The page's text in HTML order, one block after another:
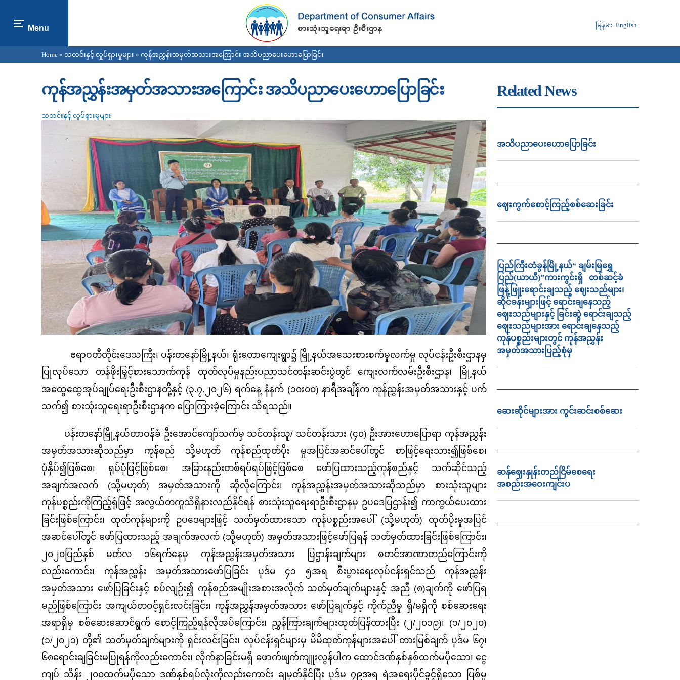
main
content
မြန်မာ English
Menu
You are here
Home » သတင်းနှင့် လှုပ်ရှားမှုများ » ကုန်အညွှန်းအမှတ်အသားအကြောင်း အသိပညာပေးဟောပြောခြင်း
ကုန်အညွှန်းအမှတ်အသားအကြောင်း အသိပညာပေးဟောပြောခြင်း
သတင်းနှင့် လှုပ်ရှားမှုများ
ဧရာဝတီတိုင်းဒေသကြီး၊ ပန်းတနော်မြို့နယ်၊ ရုံးတောကျေးရွာ၌ မြို့နယ်အသေးစားစက်မှုလက်မှု လုပ်ငန်းဦးစီးဌာနမှ
ပြုလုပ်သော တန်ဖိုးမြှင့်စားသောက်ကုန် ထုတ်လုပ်မှုနည်းပညာသင်တန်းဆင်းပွဲတွင် ကျေးလက်လမ်းဦးစီးဌာန၊ မြို့နယ်
အထွေထွေအုပ်ချုပ်ရေးဦးစီးဌာနတို့နှင့် (၃.၇.၂၀၂၆) ရက်နေ့ နံနက် (၁၀း၀၀) နာရီအချိန်က ကုန်ညွှန်းအမှတ်အသားနှင့် ပက်
သက်၍ စားသုံးသူရေးရာဦးစီးဌာနက ပြောကြားခဲ့ကြောင်း သိရသည်။
ပန်းတနော်မြို့နယ်တာဝန်ခံ ဦးအောင်ကျော်သက်မှ သင်တန်းသူ/ သင်တန်းသား (၄၀) ဦးအားဟောပြောရာ ကုန်အညွှန်း
အမှတ်အသားဆိုသည်မှာ ကုန်စည် သို့မဟုတ် ကုန်စည်ထုတ်ပိုး မှုအပြင်အဆင်ပေါ်တွင် စာဖြင့်ရေးသား၍ဖြစ်စေ၊
ပုံနှိပ်၍ဖြစ်စေ၊ ရုပ်ပုံဖြင့်ဖြစ်စေ၊ အခြားနည်းတစ်ရပ်ရပ်ဖြင့်ဖြစ်စေ ဖော်ပြထားသည့်ကုန်စည်နှင့် သက်ဆိုင်သည့်
အချက်အလက် (သို့မဟုတ်) အမှတ်အသားကို ဆိုလိုကြောင်း၊ ကုန်အညွှန်းအမှတ်အသားဆိုသည်မှာ စားသုံးသူများ
ကုန်ပစ္စည်းကိုကြည့်ရုံဖြင့် အလွယ်တကူသိရှိနားလည်နိုင်ရန် စားသုံးသူရေးရာဦးစီးဌာနမှ ဥပဒေပြဌာန်း၍ ကာကွယ်ပေးထား
ခြင်းဖြစ်ကြောင်း၊ ထုတ်ကုန်များကို ဥပဒေများဖြင့် သတ်မှတ်ထားသော ကုန်ပစ္စည်းအပေါ် (သို့မဟုတ်) ထုတ်ပိုးမှုအပြင်
အဆင်ပေါ်တွင် ဖော်ပြထားသည့် အချက်အလက် (သို့မဟုတ်) အမှတ်အသားဖြင့်ဖော်ပြရန် သတ်မှတ်ထားခြင်းဖြစ်ကြောင်း၊
၂၀၂၀ပြည်နှစ် မတ်လ ၁၆ရက်နေမှ ကုန်အညွှန်းအမှတ်အသား ပြဌာန်းချက်များ စတင်အာဏာတည်ကြောင်းကို
လည်းကောင်း၊ ကုန်အညွှန်း အမှတ်အသားဖော်ပြခြင်း ပုဒ်မ ၄၁ ၅အရ စီးပွားရေးလုပ်ငန်းရှင်သည် ကုန်အညွှန်း
အမှတ်အသား ဖော်ပြခြင်းနှင့် စပ်လျဉ်း၍ ကုန်စည်အမျိုးအစားအလိုက် သတ်မှတ်ချက်များနှင့် အညီ (၈)ချက်ကို ဖော်ပြရ
မည်ဖြစ်ကြောင်း အကျယ်တဝင့်ရှင်းလင်းခြင်း၊ ကုန်အညွှန်အမှတ်အသား ဖော်ပြချက်နှင့် ကိုက်ညီမှု ရှိ/မရှိကို စစ်ဆေးရေး
အရာရှိမှ စစ်ဆေးဆောင်ရွက် စောင့်ကြည့်ရန်လိုအပ်ကြောင်း၊ ညွှန်ကြားချက်များထုတ်ပြန်ထားပြီး (၂/၂၀၁၉)၊ (၁/၂၀၂၀)
(၁/၂၀၂၁) တို့၏ သတ်မှတ်ချက်များကို ရှင်းလင်းခြင်း၊ လုပ်ငန်းရှင်များမှ မိမိထုတ်ကုန်များအပေါ် တားမြစ်ချက် ပုဒ်မ ၆၇၊
၆၈ရောင်းချခြင်းမပြုရန်ကိုလည်းကောင်း၊ လိုက်နာခြင်းမရှိ ဖောက်ဖျက်ကျူးလွန်ပါက ထောင်ဒဏ်နှစ်နှစ်ထက်မပိုသော၊ ငွေ
ကျပ် သိန်း ၂၀၀ထက်မပိုသော ဒဏ်နှစ်ရပ်လုံးကိုလည်းကောင်း ချမှတ်နိုင်ပြီး ပုဒ်မ ၇၉အရ ရဲအရေးပိုင်ခွင့်ရှိသော ပြစ်မှု
Related News
အသိပညာ‌ပေး‌ဟောပြောခြင်း
ဈေးကွက်စောင့်ကြည့်စစ်ဆေးခြင်း
ပြည်ကြီးတံခွန်မြို့နယ်“ ချမ်းမြရွှေ
ပြည်(ယာယီ)”ကားကွင်းရှိ တစ်ဆင့်ခံ
ဖြန့်ဖြူးရောင်းချသည့် ဈေးသည်များ၊
ဆိုင်ခန်းများဖြင့် ရောင်းချနေသည့်
ဈေးသည်များနှင့် ခြင်းဆွဲ ရောင်းချသည့်
ဈေးသည်များအား ရောင်းချနေသည့်
ကုန်ပစ္စည်းများတွင် ကုန်အညွှန်း
အမှတ်အသားပြည့်စုံမှ
ဆေးဆိုင်များအား ကွင်းဆင်းစစ်ဆေး
ဆန်ဈေးနှုန်းတည်ငြိမ်စေရေး
အစည်းအဝေးကျင်းပ